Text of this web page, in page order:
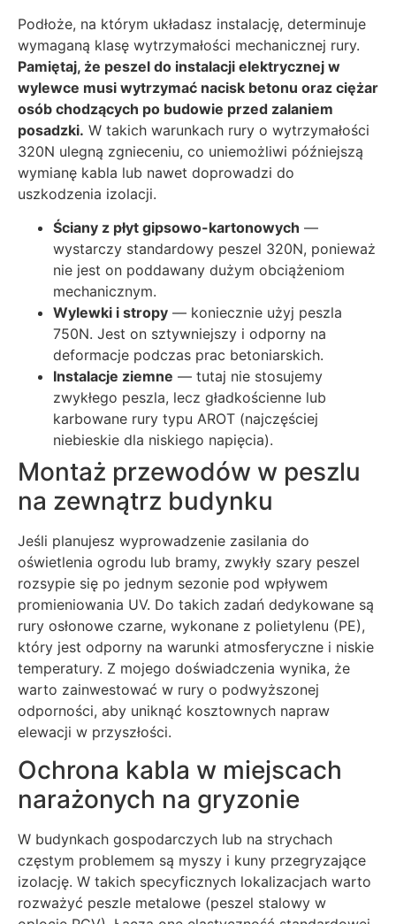
Podłoże, na którym układasz instalację, determinuje
wymaganą klasę wytrzymałości mechanicznej rury.
Pamiętaj, że peszel do instalacji elektrycznej w
wylewce musi wytrzymać nacisk betonu oraz ciężar
osób chodzących po budowie przed zalaniem
posadzki. W takich warunkach rury o wytrzymałości
320N ulegną zgnieceniu, co uniemożliwi późniejszą
wymianę kabla lub nawet doprowadzi do
uszkodzenia izolacji.
Ściany z płyt gipsowo-kartonowych —
wystarczy standardowy peszel 320N, ponieważ
nie jest on poddawany dużym obciążeniom
mechanicznym.
Wylewki i stropy — koniecznie użyj peszla
750N. Jest on sztywniejszy i odporny na
deformacje podczas prac betoniarskich.
Instalacje ziemne — tutaj nie stosujemy
zwykłego peszla, lecz gładkościenne lub
karbowane rury typu AROT (najczęściej
niebieskie dla niskiego napięcia).
Montaż przewodów w peszlu
na zewnątrz budynku
Jeśli planujesz wyprowadzenie zasilania do
oświetlenia ogrodu lub bramy, zwykły szary peszel
rozsypie się po jednym sezonie pod wpływem
promieniowania UV. Do takich zadań dedykowane są
rury osłonowe czarne, wykonane z polietylenu (PE),
który jest odporny na warunki atmosferyczne i niskie
temperatury. Z mojego doświadczenia wynika, że
warto zainwestować w rury o podwyższonej
odporności, aby uniknąć kosztownych napraw
elewacji w przyszłości.
Ochrona kabla w miejscach
narażonych na gryzonie
W budynkach gospodarczych lub na strychach
częstym problemem są myszy i kuny przegryzające
izolację. W takich specyficznych lokalizacjach warto
rozważyć peszle metalowe (peszel stalowy w